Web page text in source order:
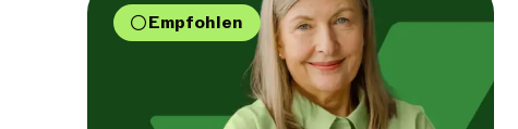
Empfohlen